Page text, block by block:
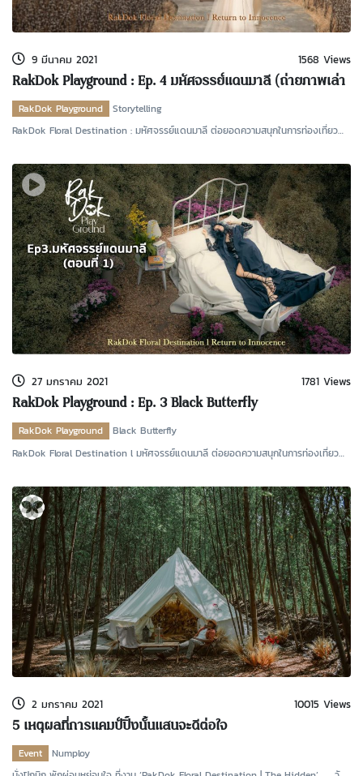
Channel Facebook
Twitter
Channel Youtube
9 มีนาคม 2021 1568 Views
RakDok Playground : Ep. 4 มหัศจรรย์แดนมาลี (ถ่ายภาพเล่า
นิทาน ตอนที่ 2)
RakDok Playground
Storytelling
RakDok Floral Destination : มหัศจรรย์แดนมาลี ต่อยอดความสนุกในการท่องเที่ยว
27 มกราคม 2021 1781 Views
RakDok Playground : Ep. 3 Black Butterfly
RakDok Playground
Black Butterfly
RakDok Floral Destination l มหัศจรรย์แดนมาลี ต่อยอดความสนุกในการท่องเที่ยว
2 มกราคม 2021 10015 Views
5 เหตุผลที่การแคมป์ปิ้งนั้นแสนจะดีต่อใจ
Event
Numploy